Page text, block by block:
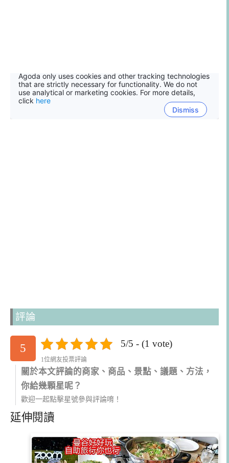
評論
5 5/5 - (1 vote)
1位網友投票評論
關於本文評論的商家、商品、景點、議題、方法，
你給幾顆星呢？
歡迎一起點擊星號參與評論唷！
延伸閱讀